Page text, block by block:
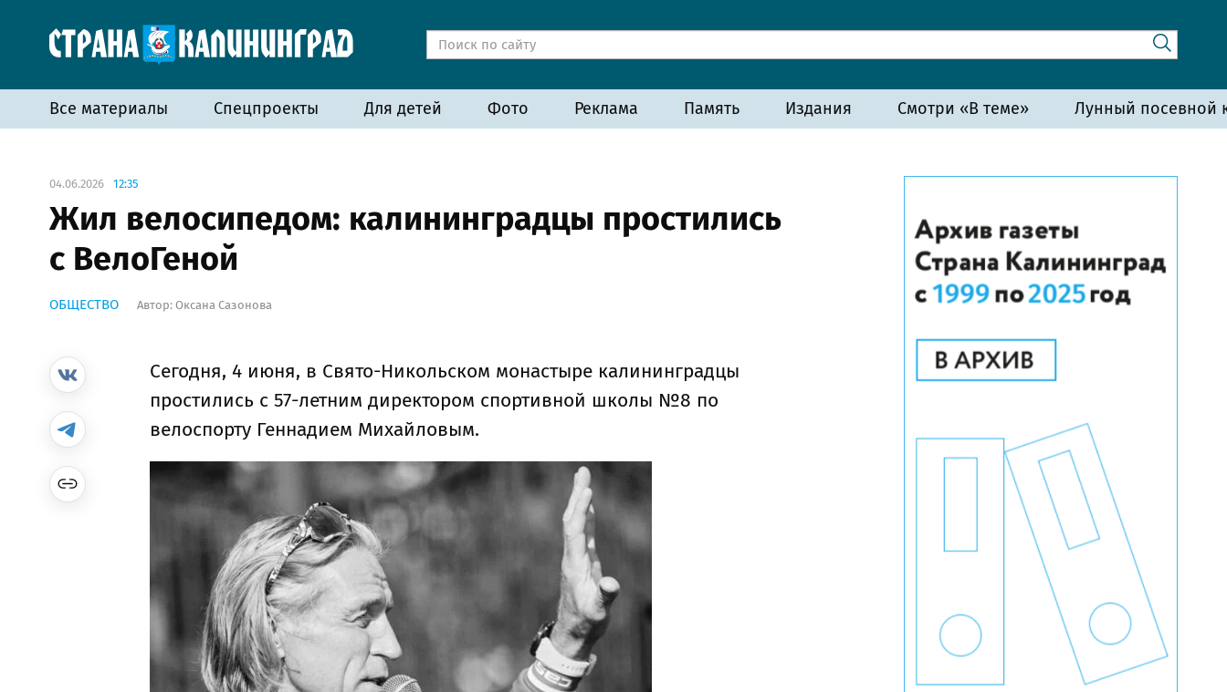
Все материалы Спецпроекты Для детей Фото Реклама Память Издания Смотри «В теме» Лунный посевной
04.06.2026 12:35
Жил велосипедом: калининградцы простились
с ВелоГеной
ОБЩЕСТВО Автор: Оксана Сазонова
Сегодня, 4 июня, в Свято-Никольском монастыре калининградцы
простились с 57-летним директором спортивной школы №8 по
велоспорту Геннадием Михайловым.